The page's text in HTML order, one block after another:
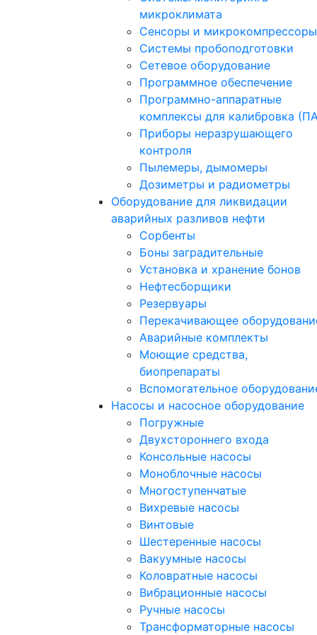
микроклимата
Сенсоры и микрокомпрессоры
Системы пробоподготовки
Сетевое оборудование
Программное обеспечение
Программно-аппаратные
комплексы для калибровка
Приборы неразрушающего
контроля
Пылемеры, дымомеры
Дозиметры и радиометры
Оборудование для ликвидации
аварийных разливов нефти
Сорбенты
Боны заградительные
Установка и хранение бонов
Нефтесборщики
Резервуары
Перекачивающее
Аварийные комплекты
Моющие средства,
биопрепараты
Вспомогательное
Насосы и насосное оборудование
Погружные
Двухстороннего входа
Консольные насосы
Моноблочные насосы
Многоступенчатые
Вихревые насосы
Винтовые
Шестеренные насосы
Вакуумные насосы
Коловратные насосы
Вибрационные насосы
Ручные насосы
Трансформаторные насосы